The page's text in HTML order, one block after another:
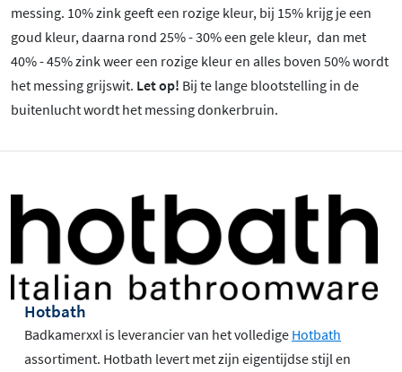
messing. 10% zink geeft een rozige kleur, bij 15% krijg je een
goud kleur, daarna rond 25% - 30% een gele kleur, dan met
40% - 45% zink weer een rozige kleur en alles boven 50% wordt
het messing grijswit. Let op! Bij te lange blootstelling in de
buitenlucht wordt het messing donkerbruin.
Hotbath
Badkamerxxl is leverancier van het volledige Hotbath
assortiment. Hotbath levert met zijn eigentijdse stijl en